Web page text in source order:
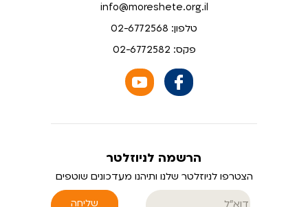
info@moreshete.org.il
טלפון: 02-6772568
פקס: 02-6772582
הרשמה לניוזלטר
הצטרפו לניוזלטר שלנו ותיהנו מעדכונים שוטפים
שליחה